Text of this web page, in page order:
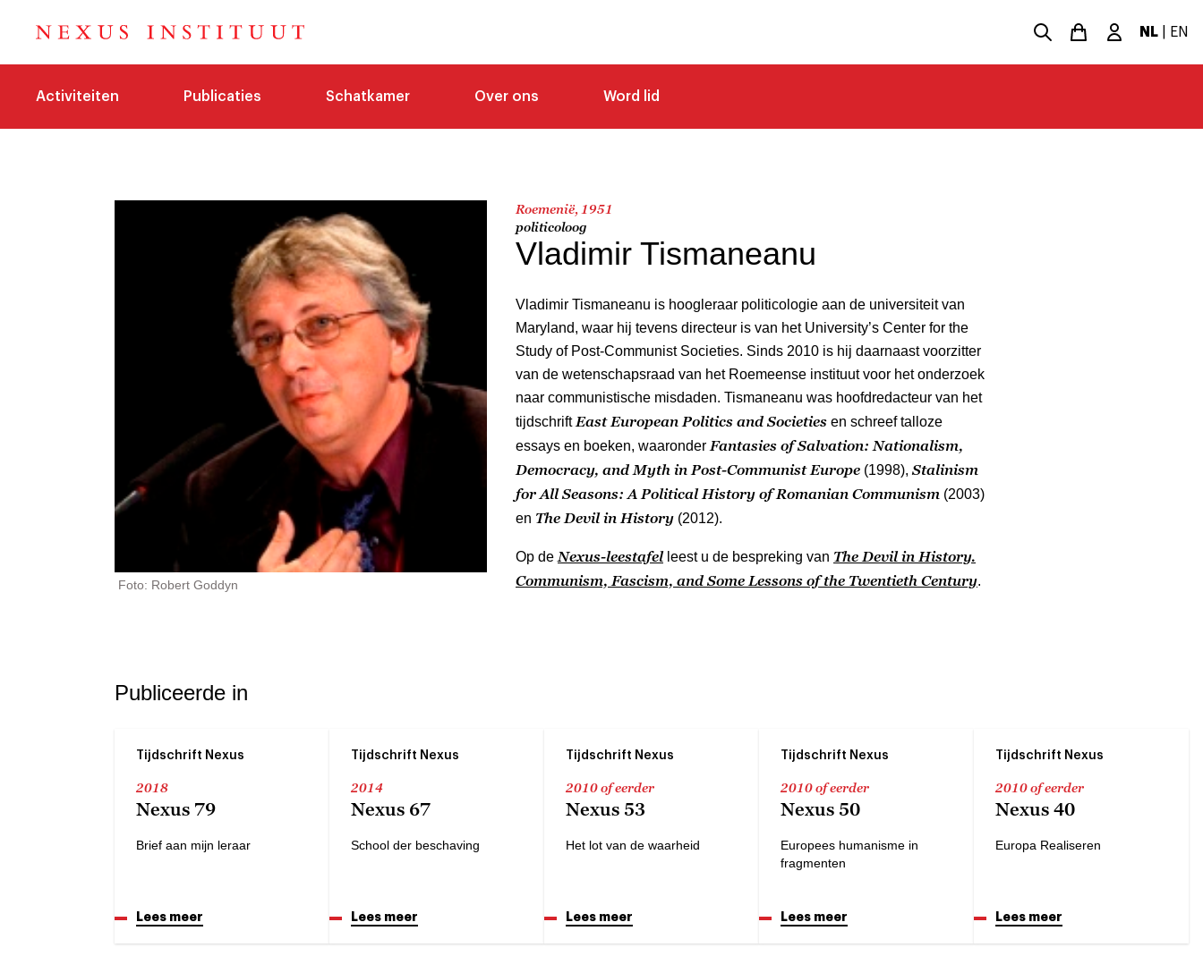
NL EN
Activiteiten Publicaties Schatkamer Over ons Word lid
Foto: Robert Goddyn
Roemenië, 1951
politicoloog
Vladimir Tismaneanu
Vladimir Tismaneanu is hoogleraar politicologie aan de universiteit van
Maryland, waar hij tevens directeur is van het University’s Center for the
Study of Post-Communist Societies. Sinds 2010 is hij daarnaast voorzitter
van de wetenschapsraad van het Roemeense instituut voor het onderzoek
naar communistische misdaden. Tismaneanu was hoofdredacteur van het
tijdschriftEast European Politics and Societies en schreef talloze
essays en boeken, waaronder Fantasies of Salvation: Nationalism,
Democracy, and Myth in Post-Communist Europe (1998), Stalinism
for All Seasons: A Political History of Romanian Communism (2003)
en The Devil in History (2012).
Op de Nexus-leestafelleest u de bespreking van The Devil in History.
Communism, Fascism, and Some Lessons of the Twentieth Century.
Publiceerde in
Tijdschrift Nexus
2018
Nexus 79
Brief aan mijn leraar
Lees meer
Tijdschrift Nexus
2014
Nexus 67
School der beschaving
Lees meer
Tijdschrift Nexus
2010 of eerder
Nexus 53
Het lot van de waarheid
Lees meer
Tijdschrift Nexus
2010 of eerder
Nexus 50
Europees humanisme in
fragmenten
Lees meer
Tijdschrift Nexus
2010 of eerder
Nexus 40
Europa Realiseren
Lees meer